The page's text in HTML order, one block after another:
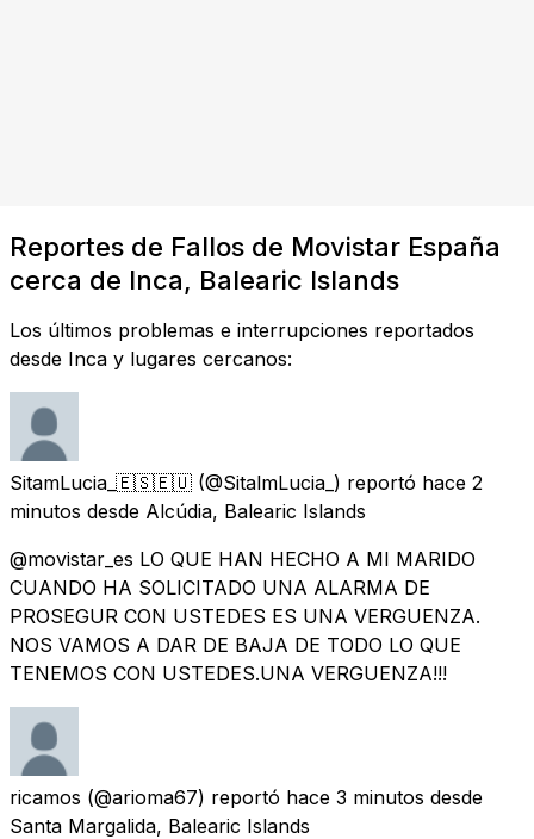
Reportes de Fallos de Movistar España
cerca de Inca, Balearic Islands
Los últimos problemas e interrupciones reportados
desde Inca y lugares cercanos:
SitamLucia_🇪🇸🇪🇺 (@SitalmLucia_) reportó hace 2
minutos desde Alcúdia, Balearic Islands
@movistar_es LO QUE HAN HECHO A MI MARIDO
CUANDO HA SOLICITADO UNA ALARMA DE
PROSEGUR CON USTEDES ES UNA VERGUENZA.
NOS VAMOS A DAR DE BAJA DE TODO LO QUE
TENEMOS CON USTEDES.UNA VERGUENZA!!!
ricamos (@arioma67) reportó hace 3 minutos desde
Santa Margalida, Balearic Islands